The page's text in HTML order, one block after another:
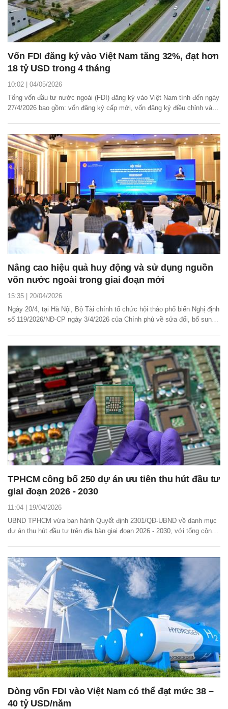
Vốn FDI đăng ký vào Việt Nam tăng 32%, đạt hơn
18 tỷ USD trong 4 tháng
10:02 | 04/05/2026
Tổng vốn đầu tư nước ngoài (FDI) đăng ký vào Việt Nam tính đến ngày
27/4/2026 bao gồm: vốn đăng ký cấp mới, vốn đăng ký điều chỉnh và
Nâng cao hiệu quả huy động và sử dụng nguồn
vốn nước ngoài trong giai đoạn mới
15:35 | 20/04/2026
Ngày 20/4, tại Hà Nội, Bộ Tài chính tổ chức hội thảo phổ biến Nghị định
số 119/2026/NĐ-CP ngày 3/4/2026 của Chính phủ về sửa đổi, bổ sung
ngoài. Đồng thời, hội nghị...
TPHCM công bố 250 dự án ưu tiên thu hút đầu tư
giai đoạn 2026 - 2030
11:04 | 19/04/2026
UBND TPHCM vừa ban hành Quyết định 2301/QĐ-UBND về danh mục
dự án thu hút đầu tư trên địa bàn giai đoạn 2026 - 2030, với tổng cộng
Dòng vốn FDI vào Việt Nam có thể đạt mức 38 –
40 tỷ USD/năm